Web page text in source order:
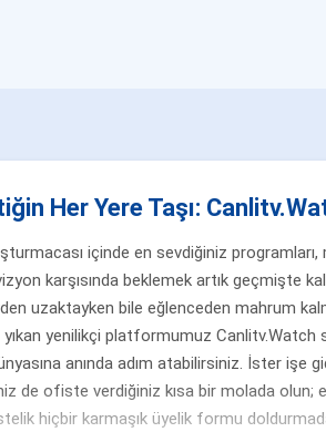
Her Yere Taşı:
içinde en sevdiğiniz
karşısında beklemek artık geçmişte
uzaktayken bile eğlenceden mahrum
yıkan yenilikçi platformumuz
anında adım atabilirsiniz. İster işe
de ofiste verdiğiniz kısa bir molada olun;
hiçbir karmaşık üyelik formu